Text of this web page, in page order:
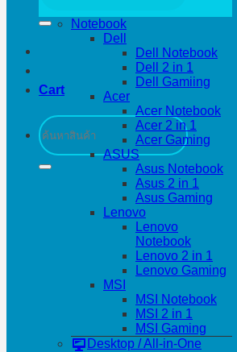
Cart
Search
for:
Notebook
Dell
Dell Notebook
Dell 2 in 1
Dell Gamiing
Acer
Acer Notebook
Acer 2 in 1
Acer Gaming
ASUS
Asus Notebook
Asus 2 in 1
Asus Gaming
Lenovo
Lenovo
Notebook
Lenovo 2 in 1
Lenovo Gaming
MSI
MSI Notebook
MSI 2 in 1
MSI Gaming
Desktop / All-in-One